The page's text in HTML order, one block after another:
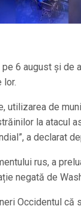
6 august și de
lor.
utilizarea de
la atacul
a declarat
rus, a
negată de
Occidentul că